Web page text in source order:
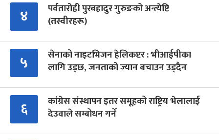
४
पर्वतारोही पुरबहादुर गुरुङको अन्त्येष्टि
(तस्वीरहरू)
५
सेनाको नाइटभिजन हेलिकप्टर : भीआईपीका
लागि उड्छ, जनताको ज्यान बचाउन उड्दैन
६
कांग्रेस संस्थापन इतर समूहको राष्ट्रिय भेलालाई
देउवाले सम्बोधन गर्ने